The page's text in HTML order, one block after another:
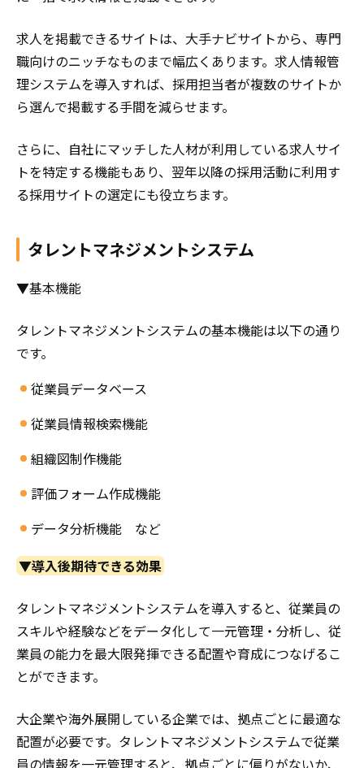
求人を掲載できるサイトは、大手ナビサイトから、専門
職向けのニッチなものまで幅広くあります。求人情報管
理システムを導入すれば、採用担当者が複数のサイトか
ら選んで掲載する手間を減らせます。
さらに、自社にマッチした人材が利用している求人サイ
トを特定する機能もあり、翌年以降の採用活動に利用す
る採用サイトの選定にも役立ちます。
タレントマネジメントシステム
▼基本機能
タレントマネジメントシステムの基本機能は以下の通り
です。
従業員データベース
従業員情報検索機能
組織図制作機能
評価フォーム作成機能
データ分析機能 など
▼導入後期待できる効果
タレントマネジメントシステムを導入すると、従業員の
スキルや経験などをデータ化して一元管理・分析し、従
業員の能力を最大限発揮できる配置や育成につなげるこ
とができます。
大企業や海外展開している企業では、拠点ごとに最適な
配置が必要です。タレントマネジメントシステムで従業
員の情報を一元管理すると、拠点ごとに偏りがないか、